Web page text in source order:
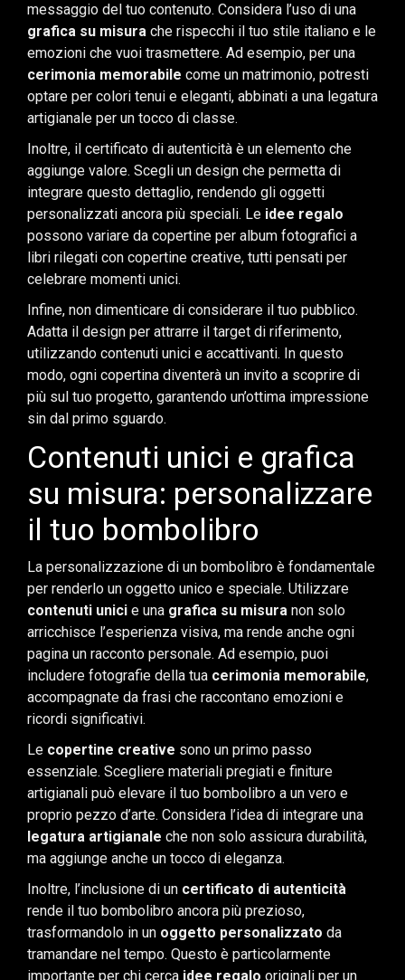
messaggio del tuo contenuto. Considera l’uso di una
grafica su misura che rispecchi il tuo stile italiano e le
emozioni che vuoi trasmettere. Ad esempio, per una
cerimonia memorabile come un matrimonio, potresti
optare per colori tenui e eleganti, abbinati a una legatura
artigianale per un tocco di classe.
Inoltre, il certificato di autenticità è un elemento che
aggiunge valore. Scegli un design che permetta di
integrare questo dettaglio, rendendo gli oggetti
personalizzati ancora più speciali. Le idee regalo
possono variare da copertine per album fotografici a
libri rilegati con copertine creative, tutti pensati per
celebrare momenti unici.
Infine, non dimenticare di considerare il tuo pubblico.
Adatta il design per attrarre il target di riferimento,
utilizzando contenuti unici e accattivanti. In questo
modo, ogni copertina diventerà un invito a scoprire di
più sul tuo progetto, garantendo un’ottima impressione
sin dal primo sguardo.
Contenuti unici e grafica
su misura: personalizzare
il tuo bombolibro
La personalizzazione di un bombolibro è fondamentale
per renderlo un oggetto unico e speciale. Utilizzare
contenuti unici e una grafica su misura non solo
arricchisce l’esperienza visiva, ma rende anche ogni
pagina un racconto personale. Ad esempio, puoi
includere fotografie della tua cerimonia memorabile,
accompagnate da frasi che raccontano emozioni e
ricordi significativi.
Le copertine creative sono un primo passo
essenziale. Scegliere materiali pregiati e finiture
artigianali può elevare il tuo bombolibro a un vero e
proprio pezzo d’arte. Considera l’idea di integrare una
legatura artigianale che non solo assicura durabilità,
ma aggiunge anche un tocco di eleganza.
Inoltre, l’inclusione di un certificato di autenticità
rende il tuo bombolibro ancora più prezioso,
trasformandolo in un oggetto personalizzato da
tramandare nel tempo. Questo è particolarmente
importante per chi cerca idee regalo originali per un